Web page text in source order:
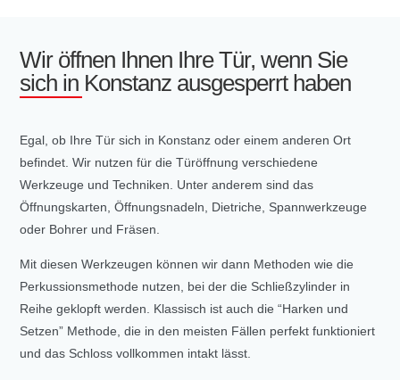
Wir öffnen Ihnen Ihre Tür, wenn Sie
sich in Konstanz ausgesperrt haben
Egal, ob Ihre Tür sich in Konstanz oder einem anderen Ort
befindet. Wir nutzen für die Türöffnung verschiedene
Werkzeuge und Techniken. Unter anderem sind das
Öffnungskarten, Öffnungsnadeln, Dietriche, Spannwerkzeuge
oder Bohrer und Fräsen.
Mit diesen Werkzeugen können wir dann Methoden wie die
Perkussionsmethode nutzen, bei der die Schließzylinder in
Reihe geklopft werden. Klassisch ist auch die “Harken und
Setzen” Methode, die in den meisten Fällen perfekt funktioniert
und das Schloss vollkommen intakt lässt.